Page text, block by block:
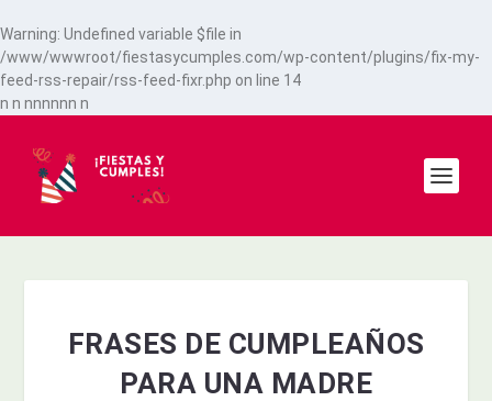
Warning: Undefined variable $file in
/www/wwwroot/fiestasycumples.com/wp-content/plugins/fix-my-
feed-rss-repair/rss-feed-fixr.php on line 14
n n nnnnnn n
FRASES DE CUMPLEAÑOS
PARA UNA MADRE